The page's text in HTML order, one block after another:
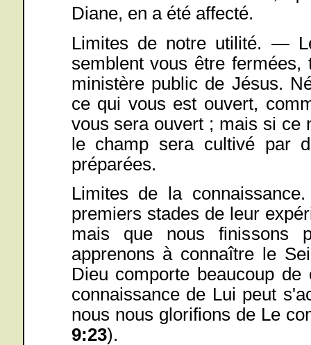
Diane, en a été affecté.
Limites de notre utilité. —
semblent vous être
ministère public de Jésus.
ce qui vous est ouvert,
vous sera ouvert ; mais si ce
le champ sera cultivé par
préparées.
Limites de la
premiers stades de leur
mais que nous finissons
apprenons à connaître le
Dieu comporte beaucoup
connaissance de Lui peut
nous nous glorifions de Le
9:23).